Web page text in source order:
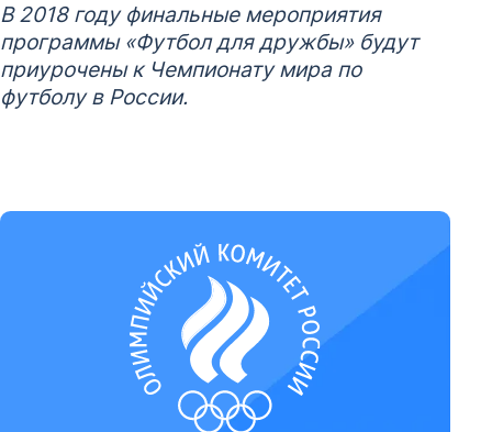
В 2018 году финальные мероприятия
программы «Футбол для дружбы» будут
приурочены к Чемпионату мира по
футболу в России.